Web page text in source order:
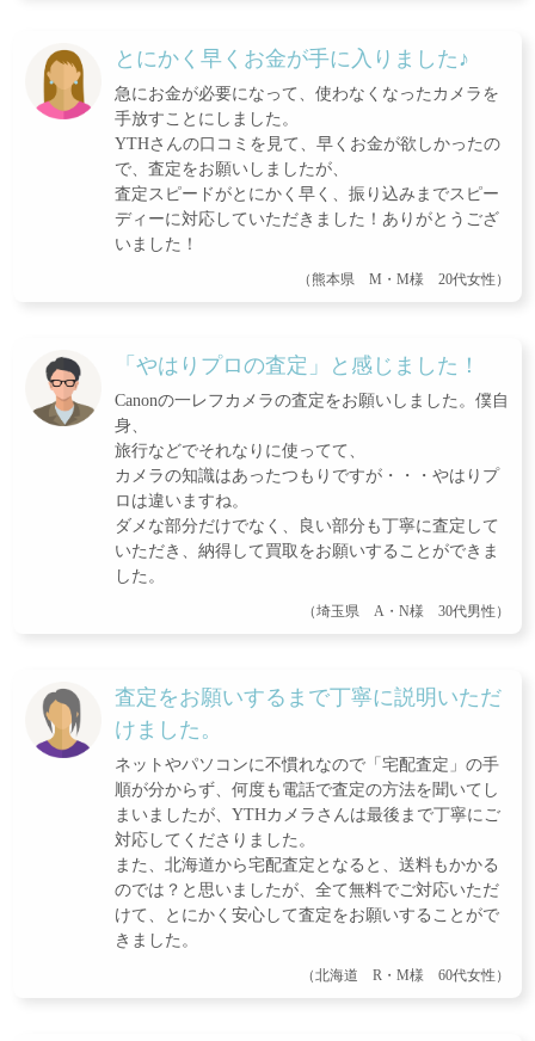
とにかく早くお金が手に入りました♪
急にお金が必要になって、使わなくなったカメラを
手放すことにしました。
YTHさんの口コミを見て、早くお金が欲しかったの
で、査定をお願いしましたが、
査定スピードがとにかく早く、振り込みまでスピー
ディーに対応していただきました！ありがとうござ
いました！
（熊本県 M・M様 20代女性）
「やはりプロの査定」と感じました！
Canonの一レフカメラの査定をお願いしました。僕自
身、
旅行などでそれなりに使ってて、
カメラの知識はあったつもりですが・・・やはりプ
ロは違いますね。
ダメな部分だけでなく、良い部分も丁寧に査定して
いただき、納得して買取をお願いすることができま
した。
（埼玉県 A・N様 30代男性）
査定をお願いするまで丁寧に説明いただ
けました。
ネットやパソコンに不慣れなので「宅配査定」の手
順が分からず、何度も電話で査定の方法を聞いてし
まいましたが、YTHカメラさんは最後まで丁寧にご
対応してくださりました。
また、北海道から宅配査定となると、送料もかかる
のでは？と思いましたが、全て無料でご対応いただ
けて、とにかく安心して査定をお願いすることがで
きました。
（北海道 R・M様 60代女性）